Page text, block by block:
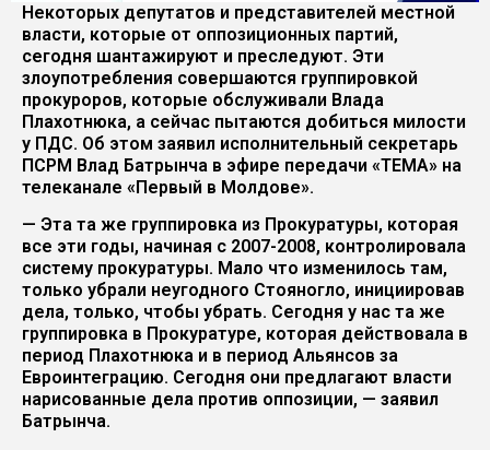
Некоторых депутатов и представителей местной
власти, которые от оппозиционных партий,
сегодня шантажируют и преследуют. Эти
злоупотребления совершаются группировкой
прокуроров, которые обслуживали Влада
Плахотнюка, а сейчас пытаются добиться милости
у ПДС. Об этом заявил исполнительный секретарь
ПСРМ Влад Батрынча в эфире передачи «ТЕМА» на
телеканале «Первый в Молдове».
— Эта та же группировка из Прокуратуры, которая
все эти годы, начиная с 2007-2008, контролировала
систему прокуратуры. Мало что изменилось там,
только убрали неугодного Стояногло, инициировав
дела, только, чтобы убрать. Сегодня у нас та же
группировка в Прокуратуре, которая действовала в
период Плахотнюка и в период Альянсов за
Евроинтеграцию. Сегодня они предлагают власти
нарисованные дела против оппозиции, — заявил
Батрынча.